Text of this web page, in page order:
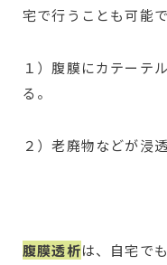
宅で行うことも可能で
１）腹膜にカテーテ
る。
２）老廃物などが浸
腹膜透析は、自宅で